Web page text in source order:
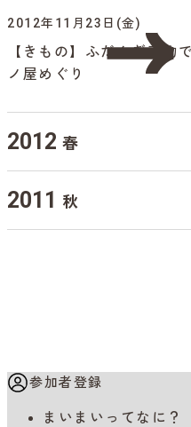
2012年11月23日(金)
【きもの】ふだんぎ着物
ノ屋めぐり
2012 春
2011 秋
参加者登録
まいまいってなに？